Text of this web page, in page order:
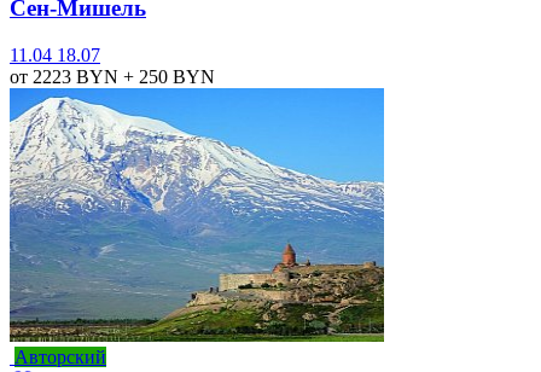
Сен-Мишель
11.04 18.07
от 2223 BYN + 250 BYN
Авторский